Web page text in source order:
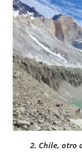
2. Chile, otro